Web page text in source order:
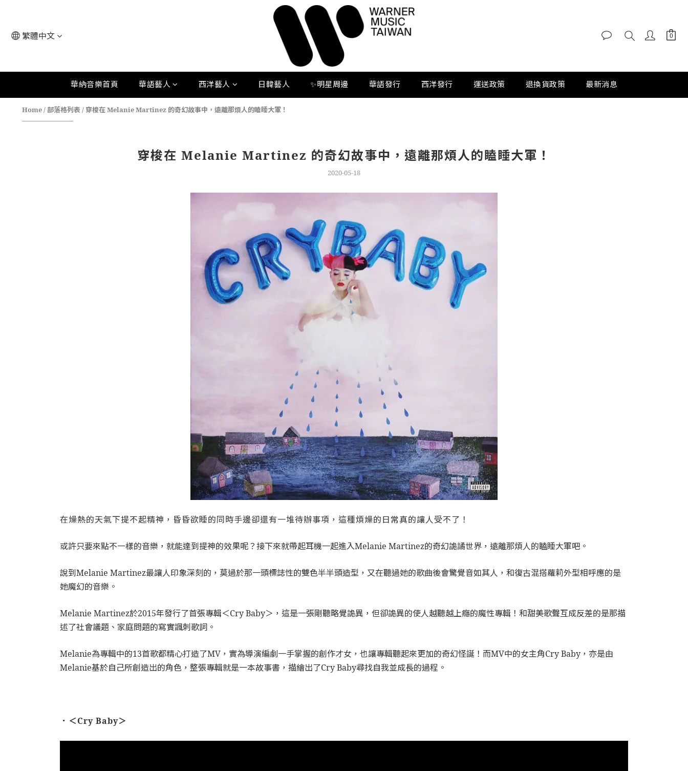
繁體中文
華納音樂首頁 華語藝人 西洋藝人 日韓藝人 ✨明星周邊 華語發行 西洋發行 運送政策 退換貨政策 最新消息
Home/ 部落格列表 / 穿梭在 Melanie Martinez 的奇幻故事中，遠離那煩人的瞌睡大軍！
穿梭在 Melanie Martinez 的奇幻故事中，遠離那煩人的瞌睡大軍！
2020-05-18
在燥熱的天氣下提不起精神，昏昏欲睡的同時手邊卻還有一堆待辦事項，這種煩燥的日常真的讓人受不了！
或許只要來點不一樣的音樂，就能達到提神的效果呢？接下來就帶起耳機一起進入Melanie Martinez的奇幻詭譎世界，遠離那煩人的瞌睡大軍吧。
說到Melanie Martinez最讓人印象深刻的，莫過於那一頭標誌性的雙色半半頭造型，又在聽過她的歌曲後會驚覺音如其人，和復古混搭蘿莉外型相呼應的是
她魔幻的音樂。
Melanie Martinez於2015年發行了首張專輯＜Cry Baby＞，這是一張剛聽略覺詭異，但卻詭異的使人越聽越上癮的魔性專輯！和甜美歌聲互成反差的是那描
述了社會議題、家庭問題的寫實諷刺歌詞。
Melanie為專輯中的13首歌都精心打造了MV，實為導演編劇一手掌握的創作才女，也讓專輯聽起來更加的奇幻怪誕！而MV中的女主角Cry Baby，亦是由
Melanie基於自己所創造出的角色，整張專輯就是一本故事書，描繪出了Cry Baby尋找自我並成長的過程。
．＜Cry Baby＞